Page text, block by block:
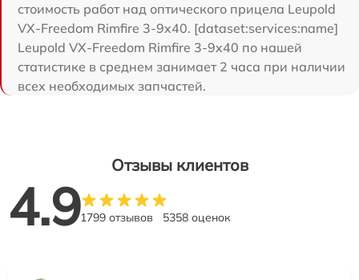
стоимость работ над оптического прицела Leupold
VX-Freedom Rimfire 3-9x40. [dataset:services:name]
Leupold VX-Freedom Rimfire 3-9x40 по нашей
статистике в среднем занимает 2 часа при наличии
всех необходимых запчастей.
Отзывы клиентов
4.91799 отзывов 5358 оценок